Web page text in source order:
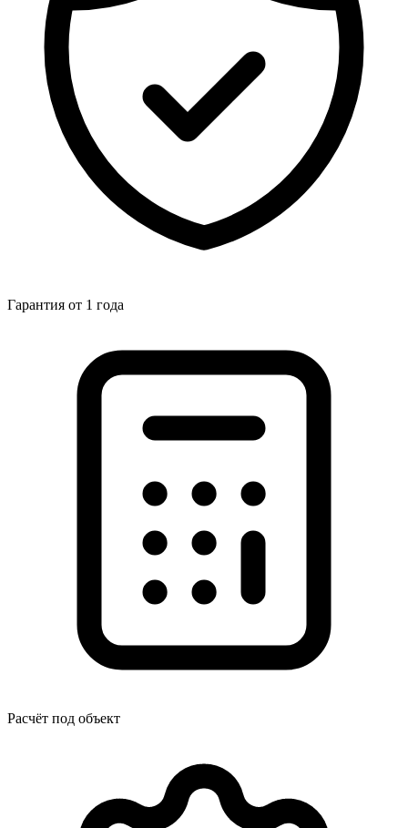
Гарантия от 1 года
Расчёт под объект